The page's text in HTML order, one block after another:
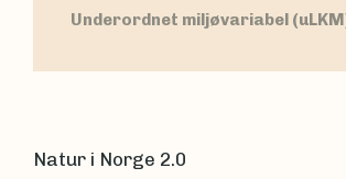
Underordnet miljøvariabel
Natur i Norge 2.0